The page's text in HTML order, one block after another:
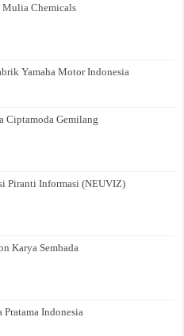
Chemicals
Yamaha Motor Indonesia
Ciptamoda Gemilang
Piranti Informasi (NEUVIZ)
Karya Sembada
Pratama Indonesia